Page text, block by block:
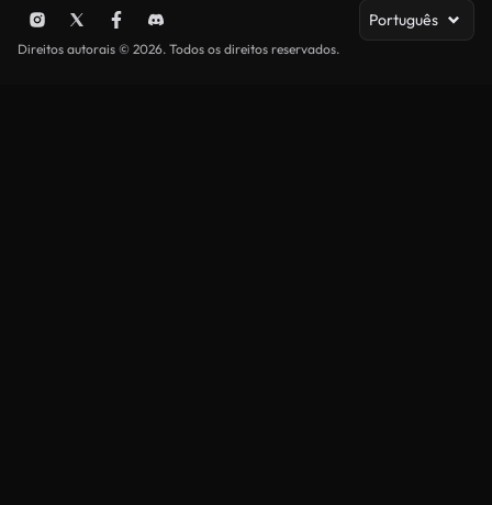
Português
Direitos autorais © 2026. Todos os direitos reservados.